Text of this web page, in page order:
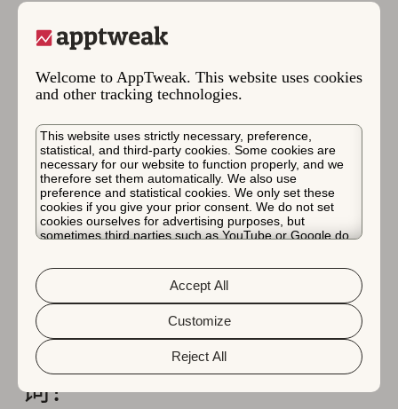
Welcome to AppTweak. This website uses cookies
and other tracking technologies.
This website uses strictly necessary, preference,
statistical, and third-party cookies. Some cookies are
necessary for our website to function properly, and we
therefore set them automatically. We also use
preference and statistical cookies. We only set these
cookies if you give your prior consent. We do not set
cookies ourselves for advertising purposes, but
sometimes third parties such as YouTube or Google do.
about the protection of your personal data and the
different cookies we use, please read our
&Privacy Policy. You can customize your cookie settings
and preferences by clicking the “Customize” button.
Reject All
Customize
Accept All
虽然优先考虑关键词相关性
时，同样重要的是关注其他关键因素，例如
应用 的重要
指标和转化率。通过保持这种全面的方法，应用 开发人
与度。
常见问题解答
我们已经回答了您关于 about Google Play 关键词的常见
问题解答。
我可以在 Google Play 上的
哪些位置添加我的目标关键
词？